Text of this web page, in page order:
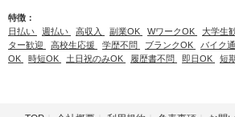
特徴：
日払い
週払い 高収入 副業OK WワークOK 大学生
ター歓迎
高校生応援 学歴不問 ブランクOK バイク
OK
時短OK 土日祝のみOK 履歴書不問 即日OK 短